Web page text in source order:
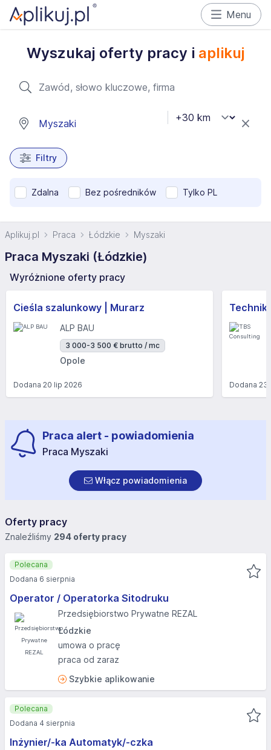
Menu
Wyszukaj oferty pracy i aplikuj
Filtry
Zdalna Bez pośredników Tylko PL
Aplikuj.pl Praca Łódzkie Myszaki
Praca Myszaki (Łódzkie)
Wyróżnione oferty pracy
Cieśla szalunkowy | Murarz
ALP BAU
3 000-3 500 € brutto / mc
Opole
Dodana 20 lip 2026 Dodana23
Praca alert - powiadomienia
Praca Myszaki
Włącz powiadomienia
Oferty pracy
Znaleźliśmy 294 oferty pracy
Operator / Operatorka Sitodruku
Przedsiębiorstwo Prywatne REZAL
Łódzkie
umowa o pracę
praca od zaraz
Szybkie aplikowanie
Polecana
Dodana 6 sierpnia
Inżynier/-ka Automatyk/-czka
Polecana
Dodana 4 sierpnia